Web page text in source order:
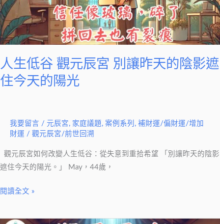
人生低谷 觀元辰宮 別讓昨天的陰影遮
住今天的陽光
我要留言 / 元辰宮, 家庭議題, 案例系列 , 補財運/偏財運/增加
財運 / 觀元辰宮/前世回溯
觀元辰宮如何改變人生低谷：從失意到重拾希望 「別讓昨天的陰影
遮住今天的陽光。」 May，44歲，
辰
宮
別
讓
昨
天
的
今
天
陽
閱讀全文 »